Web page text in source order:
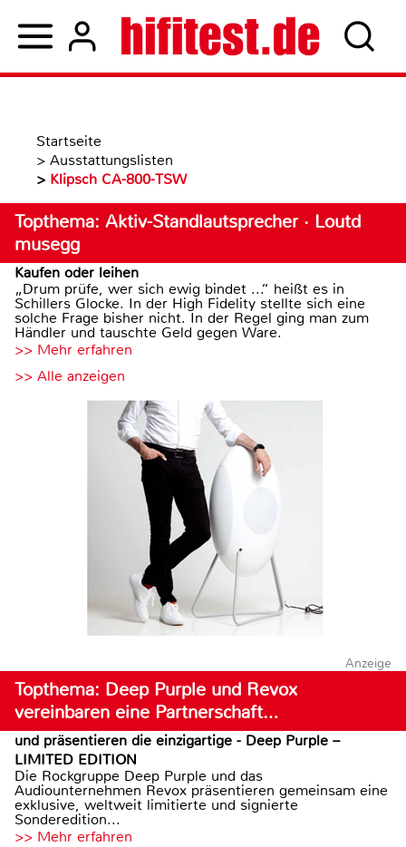
Startseite
> Ausstattungslisten
> Klipsch CA-800-TSW
Topthema: Aktiv-Standlautsprecher · Loutd
musegg
Kaufen oder leihen
„Drum prüfe, wer sich ewig bindet ...“ heißt es in
Schillers Glocke. In der High Fidelity stellte sich eine
solche Frage bisher nicht. In der Regel ging man zum
Händler und tauschte Geld gegen Ware.
>> Mehr erfahren
>> Alle anzeigen
Anzeige
Topthema: Deep Purple und Revox
vereinbaren eine Partnerschaft…
und präsentieren die einzigartige - Deep Purple –
LIMITED EDITION
Die Rockgruppe Deep Purple und das
Audiounternehmen Revox präsentieren gemeinsam eine
exklusive, weltweit limitierte und signierte
Sonderedition...
>> Mehr erfahren